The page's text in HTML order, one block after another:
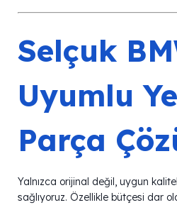
Selçuk
Uyumlu
Parça
Yalnızca orijinal değil, uygun
sağlıyoruz. Özellikle bütçesi dar